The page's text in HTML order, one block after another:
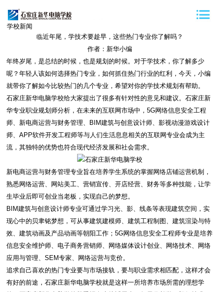
学校新闻
临近年尾，学技术要趁早，这些热门专业你了解吗？
作者：新华小编
年终岁尾，是总结的时候，也是规划的时候。对于学技术，你了解多少
呢？年轻人该如何选择热门专业，如何抓住热门行业的红利，今天，小编
就带你了解如今比较热门的几个专业，希望对你的学技术规划有帮助。
石家庄新华电脑学校给大家提出了很多有针对性的意见和建议。石家庄新
华专业职业规划师分析，在未来的互联网市场中，5G网络信息安全工程
师、新电商运营与财务管理、BIM建筑与创意设计师、影视动漫游戏设计
师、APP软件开发工程师等与人们生活息息相关的互联网专业会成为主
流，其独特的优势也符合现代经济发展和社会需求。
新电商运营与财务管理专业旨在培养学生系统的掌握网络店铺运营机制，
熟悉网络运营、网站美工、营销宣传、开店经营、财务等多种技能，让学
生毕业后即可创业当老板，实现自己的梦想。
BIM建筑与创意设计师专业可通过学习光、影、线条等表现建筑空间，实
现心中的贝聿铭梦想，可从事建筑建模师、建筑工程制图、建筑渲染与特
效、建筑动画及产品动画等朝阳工作；5G网络信息安全工程师专业是培养
信息安全维护师、电子商务营销师、网络媒体设计创业、网络技术、网络
应用与管理、SEM专家、网络运营与竞价。
追求自己喜欢的热门专业要与市场接轨，要与职业需求相匹配，这样才会
有好的前途，石家庄新华电脑学校就是这样一所培养市场所需的理想学